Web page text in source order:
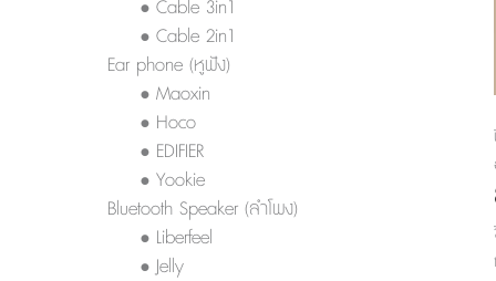
• Cable 3in1
• Cable 2in1
Ear phone (หูฟัง)
• Maoxin
• Hoco
• EDIFIER
• Yookie
Bluetooth Speaker (ลำโพง)
• Liberfeel
• Jelly